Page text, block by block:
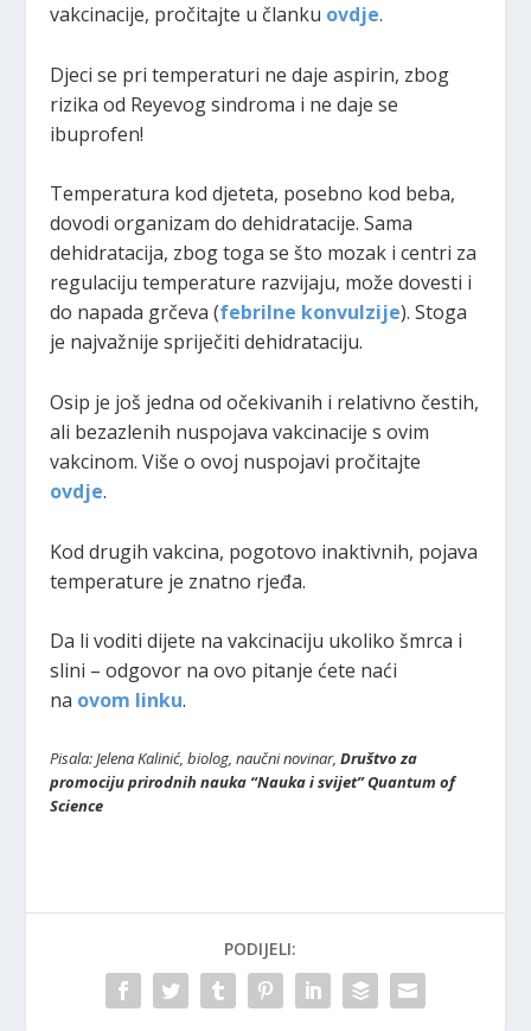
vakcinacije, pročitajte u članku ovdje.
Djeci se pri temperaturi ne daje aspirin, zbog
rizika od Reyevog sindroma i ne daje se
ibuprofen!
Temperatura kod djeteta, posebno kod beba,
dovodi organizam do dehidratacije. Sama
dehidratacija, zbog toga se što mozak i centri za
regulaciju temperature razvijaju, može dovesti i
do napada grčeva (febrilne konvulzije). Stoga
je najvažnije spriječiti dehidrataciju.
Osip je još jedna od očekivanih i relativno čestih,
ali bezazlenih nuspojava vakcinacije s ovim
vakcinom. Više o ovoj nuspojavi pročitajte
ovdje.
Kod drugih vakcina, pogotovo inaktivnih, pojava
temperature je znatno rjeđa.
Da li voditi dijete na vakcinaciju ukoliko šmrca i
slini – odgovor na ovo pitanje ćete naći
na ovom linku.
Pisala: Jelena Kalinić, biolog, naučni novinar,Društvo za
promociju prirodnih nauka “Nauka i svijet” Quantum of
Science
PODIJELI: